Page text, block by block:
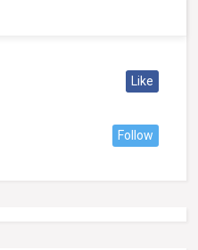
Like
Follow